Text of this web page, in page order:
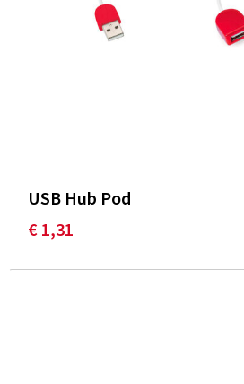
USB Hub Pod
€ 1,31